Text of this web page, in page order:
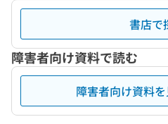
書店で
障害者向け資料で読む
障害者向け資料を